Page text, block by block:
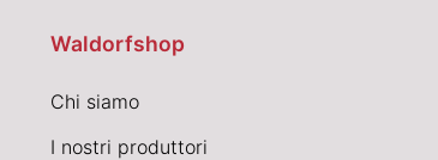
Waldorfshop
Chi siamo
I nostri produttori